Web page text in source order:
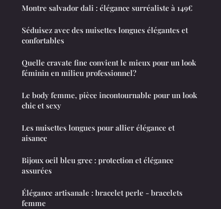
Montre salvador dali : élégance surréaliste à 149€
Séduisez avec des nuisettes longues élégantes et
confortables
Quelle cravate fine convient le mieux pour un look
féminin en milieu professionnel?
Le body femme, pièce incontournable pour un look
chic et sexy
Les nuisettes longues pour allier élégance et
aisance
Bijoux oeil bleu grec : protection et élégance
assurées
Élégance artisanale : bracelet perle - bracelets
femme